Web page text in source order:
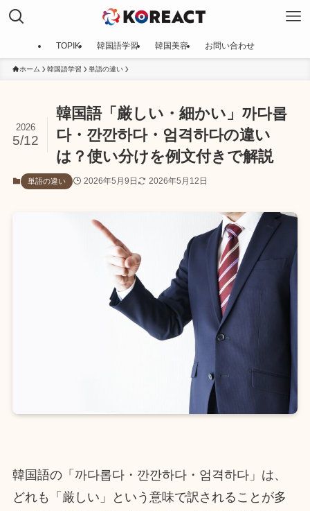
TOPIK 韓国語学習 韓国美容 お問い合わせ
ホーム 韓国語学習 単語の違い
韓国語「厳しい・細かい」까다롭
다・깐깐하다・엄격하다の違い
は？使い分けを例文付きで解説
2026
5/12
単語の違い 2026年5月9日 2026年5月12日
韓国語の「까다롭다・깐깐하다・엄격하다」は、
どれも「厳しい」という意味で訳されることが多